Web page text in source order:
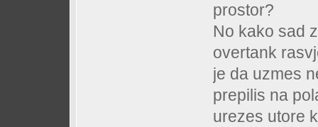
prostor?
No kako sad
overtank
je da uzmes
prepilis na
urezes utore